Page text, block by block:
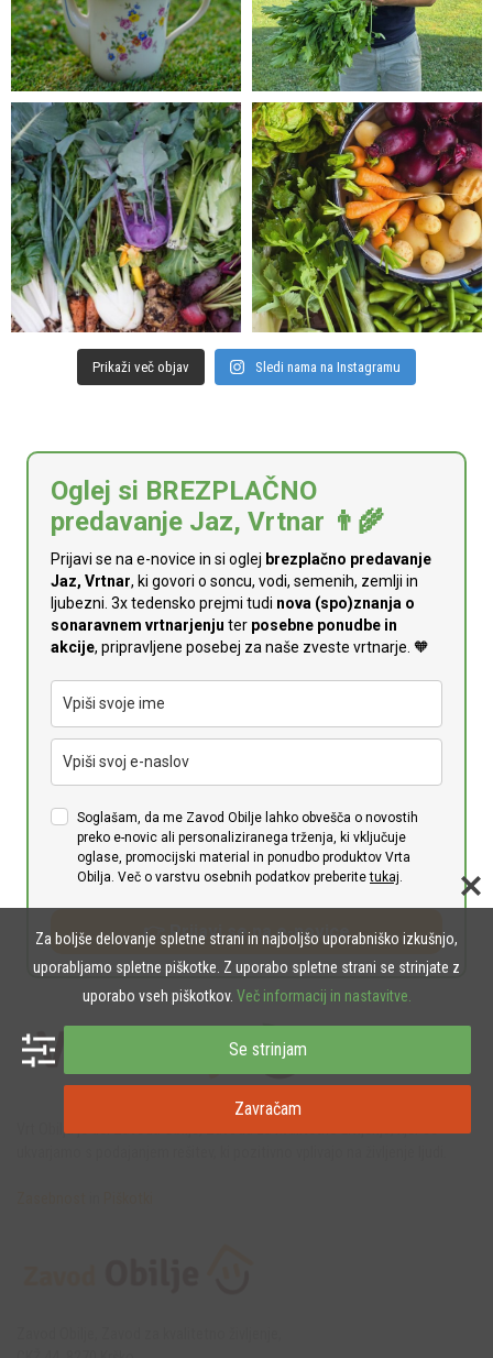
Prikaži več objav Sledi nama na Instagramu
Oglej si BREZPLAČNO
predavanje Jaz, Vrtnar 👨‍🌾
Prijavi se na e-novice in si oglej brezplačno predavanje
Jaz, Vrtnar, ki govori o soncu, vodi, semenih, zemlji in
ljubezni. 3x tedensko prejmi tudi nova (spo)znanja o
sonaravnem vrtnarjenju ter posebne ponudbe in
akcije, pripravljene posebej za naše zveste vrtnarje. 🧡
Soglašam, da me Zavod Obilje lahko obvešča o novostih
preko e-novic ali personaliziranega trženja, ki vključuje
oglase, promocijski material in ponudbo produktov Vrta
Obilja. Več o varstvu osebnih podatkov preberitetukaj
👉 Prijavi se na e-novice
Vrt Obilja je del Zavoda Obilje, Zavoda za kvalitetno življenje, kjer se
Za boljše delovanje spletne strani in najboljšo uporabniško izkušnjo,
uporabljamo spletne piškotke. Z uporabo spletne strani se strinjate z
uporabo vseh piškotkov. Več informacij in nastavitve.
Se strinjam
Zavračam